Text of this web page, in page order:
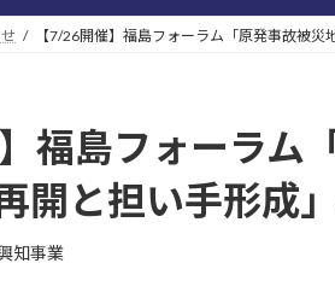
【7/26開催】福島フォーラム「原発事故被
福島フォーラム
開と担い手形成
知事業